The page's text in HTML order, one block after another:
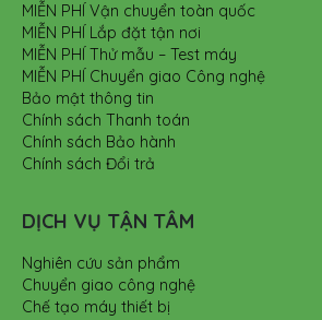
MIỄN PHÍ Vận chuyển toàn quốc
MIỄN PHÍ Lắp đặt tận nơi
MIỄN PHÍ Thử mẫu – Test máy
MIỄN PHÍ Chuyển giao Công nghệ
Bảo mật thông tin
Chính sách Thanh toán
Chính sách Bảo hành
Chính sách Đổi trả
DỊCH VỤ TẬN TÂM
Nghiên cứu sản phẩm
Chuyển giao công nghệ
Chế tạo máy thiết bị